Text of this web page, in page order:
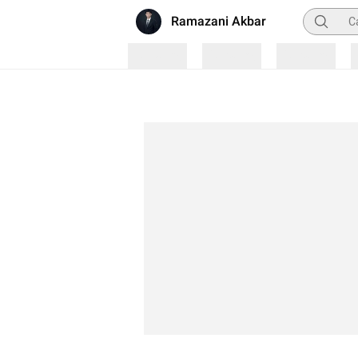
Ramazani Akbar